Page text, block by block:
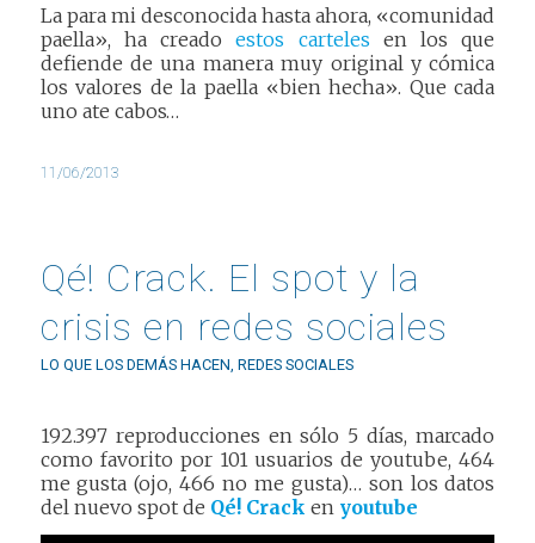
La para mi desconocida hasta ahora, «comunidad
paella», ha creadoestos carteles en los que
defiende de una manera muy original y cómica
los valores de la paella «bien hecha». Que cada
uno ate cabos…
11/06/2013
Qé! Crack. El spot y la
crisis en redes sociales
LO QUE LOS DEMÁS HACEN REDES SOCIALES
192.397 reproducciones en sólo 5 días, marcado
como favorito por 101 usuarios de youtube, 464
me gusta (ojo, 466 no me gusta)… son los datos
del nuevo spot de Qé! Crack en youtube